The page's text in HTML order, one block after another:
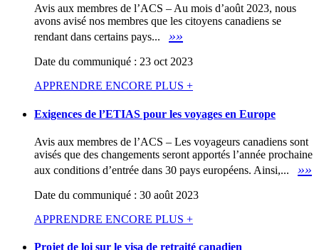
Avis aux membres de l’ACS – Au mois d’août 2023, nous
avons avisé nos membres que les citoyens canadiens se
rendant dans certains pays... »»
Date du communiqué : 23 oct 2023
APPRENDRE ENCORE PLUS +
Exigences de l’ETIAS pour les voyages en Europe
Avis aux membres de l’ACS – Les voyageurs canadiens sont
avisés que des changements seront apportés l’année prochaine
aux conditions d’entrée dans 30 pays européens. Ainsi,... »»
Date du communiqué : 30 août 2023
APPRENDRE ENCORE PLUS +
Projet de loi sur le visa de retraité canadien